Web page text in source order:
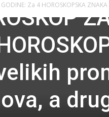
Za 4 HOROSKOPSKA
a